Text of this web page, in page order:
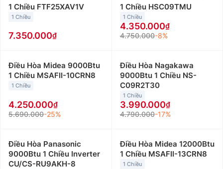
1 Chiều FTF25XAV1V
1 Chiều
7.350.000
1 Chiều HSC09TMU
1 Chiều
4.350.000
4.750.000-8%
Điều Hòa Midea 9000Btu
1 Chiều MSAFII-10CRN8
1 Chiều
4.250.000
5.690.000-25%
Điều Hòa Nagakawa
9000Btu 1 Chiều NS-
C09R2T30
1 Chiều
3.990.000
4.790.000-17%
Điều Hòa Panasonic
9000Btu 1 Chiều Inverter
CU/CS-RU9AKH-8
Điều Hòa Midea 12000Btu
1 Chiều MSAFII-13CRN8
1 Chiều